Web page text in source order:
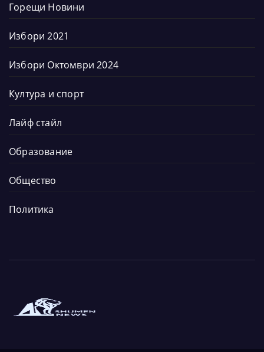
Горещи Новини
Избори 2021
Избори Октомври 2024
Култура и спорт
Лайф стайл
Образование
Общество
Политика